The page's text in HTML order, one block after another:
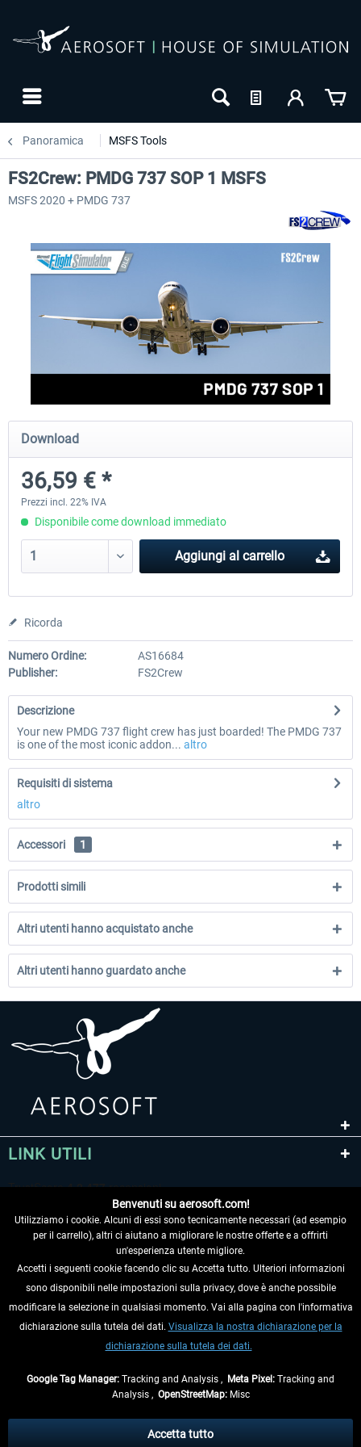
Panoramica MSFS Tools
rkApps - FSRealistic Pro MSFS
34,16 € *
Aerosoft Tool Simple
FS2Crew: PMDG 737 SOP 1 MSFS
MSFS 2020 + PMDG 737
Download
36,59 € *
Prezzi incl. 22% IVA
Disponibile come download immediato
Aggiungi al carrello
Ricorda
Numero Ordine:
AS16684
Publisher:
FS2Crew
Descrizione
Your new PMDG 737 flight crew has just boarded! The PMDG 737
is one of the most iconic addon... altro
Requisiti di sistema
altro
Accessori 1
Prodotti simili
Altri utenti hanno acquistato anche
Altri utenti hanno guardato anche
LINK UTILI
RECEDERE DAL CONTRATTO
INFORMAZIONI
eventualmente le spese di spedizione, se non diversamente descritto.
Benvenuti su aerosoft.com!
Utilizziamo i cookie. Alcuni di essi sono tecnicamente necessari (ad esempio
per il carrello), altri ci aiutano a migliorare le nostre offerte e a offrirti
un'esperienza utente migliore.
Accetti i seguenti cookie facendo clic su Accetta tutto. Ulteriori informazioni
sono disponibili nelle impostazioni sulla privacy, dove è anche possibile
modificare la selezione in qualsiasi momento. Vai alla pagina con l'informativa
dichiarazione sulla tutela dei dati. Visualizza la nostra dichiarazione per la
dichiarazione sulla tutela dei dati.
Google Tag Manager: Tracking and Analysis , Meta Pixel: Tracking and
Analysis , OpenStreetMap:Misc
Accetta tutto